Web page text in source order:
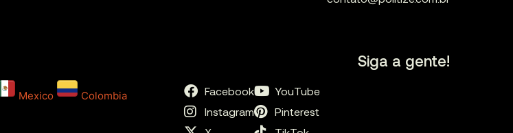
Mexico Colombia
Siga a gente!
Facebook
Instagram
YouTube
Pinterest